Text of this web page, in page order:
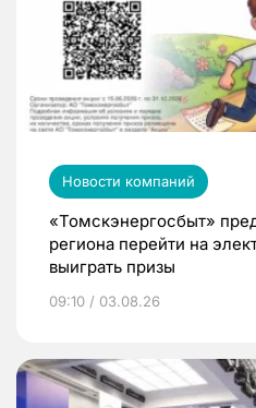
Новости компаний
«Томскэнергосбыт»
региона перейти на
выиграть призы
09:10 / 03.08.26